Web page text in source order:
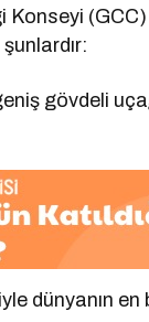
gövdeli
dünyanın en